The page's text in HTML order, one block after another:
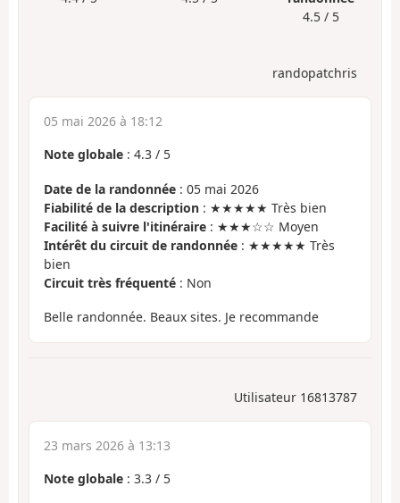
4.5 / 5
randopatchris
05 mai 2026 à 18:12
Note globale : 4.3 / 5
Date de la randonnée : 05 mai 2026
Fiabilité de la description : ★★★★★ Très bien
Facilité à suivre l'itinéraire : ★★★☆☆ Moyen
Intérêt du circuit de randonnée : ★★★★★ Très
bien
Circuit très fréquenté : Non
Belle randonnée. Beaux sites. Je recommande
Utilisateur 16813787
23 mars 2026 à 13:13
Note globale : 3.3 / 5